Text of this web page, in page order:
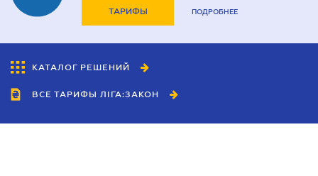
ТАРИФЫ ПОДРОБНЕЕ
КАТАЛОГ РЕШЕНИЙ
ВСЕ ТАРИФЫ ЛІГА:ЗАКОН